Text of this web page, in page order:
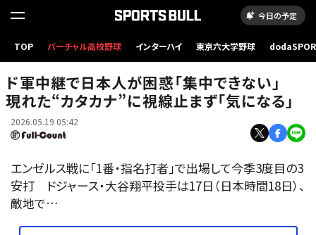
今日の予定
TOP バーチャル高校野球 インターハイ 東京六大学野球
エンゼルス戦に出場したドジャース・大谷翔平【写真：黒澤崇】
ド軍中継で日本人が困惑「集中できない」
現れた“カタカナ”に視線止まず「気になる」
2026.05.19 05:42
エンゼルス戦に「1番・指名打者」で出場して今季3度目の3
安打 ドジャース・大谷翔平投手は17日（日本時間18日）、
敵地で…